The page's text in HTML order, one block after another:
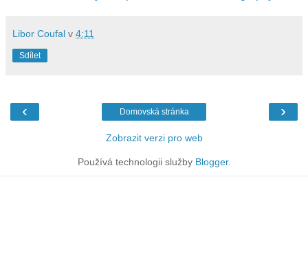
Libor Coufal v 4:11
Sdílet
‹ ›
Domovská stránka
Zobrazit verzi pro web
Používá technologii služby Blogger.